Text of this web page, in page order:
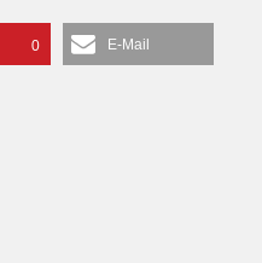
0 E-Mail